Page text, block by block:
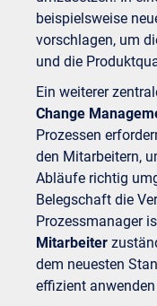
beispielsweise
vorschlagen, um
und die
Ein weiterer
Change
Prozessen
den Mitarbeitern,
Abläufe richtig
Belegschaft die
Prozessmanager
Mitarbeiter
dem neuesten
effizient